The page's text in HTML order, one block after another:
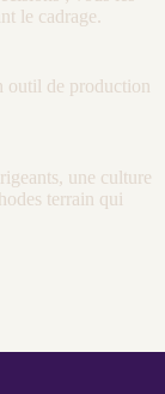
le cadrage.
outil de production
une culture
terrain qui